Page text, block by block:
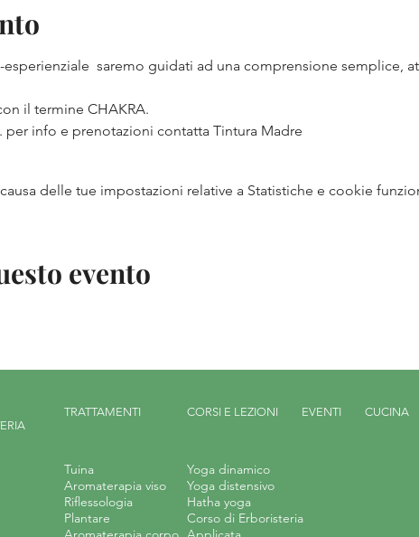
saremo guidati ad una comprensione semplice,
il termine CHAKRA.
per info e prenotazioni contatta Tintura Madre
delle tue impostazioni relative a Statistiche e cookie
evento
TRATTAMENTI CORSI E LEZIONI EVENTI CUCINA
Tuina
Aromaterapia viso
Riflessologia
Plantare
Yoga dinamico
Yoga distensivo
Hatha yoga
Corso di Erboristeria